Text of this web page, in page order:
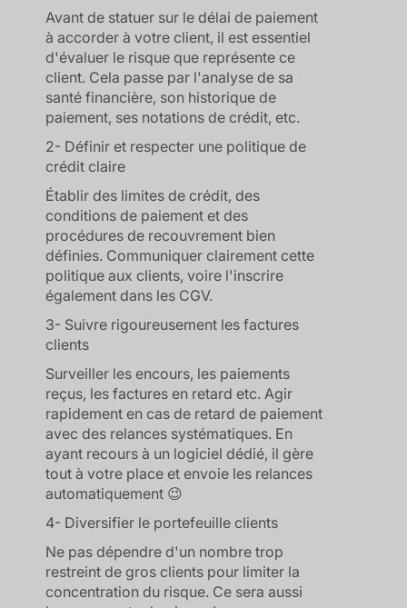
Avant de statuer sur le délai de paiement
à accorder à votre client, il est essentiel
d'évaluer le risque que représente ce
client. Cela passe par l'analyse de sa
santé financière, son historique de
paiement, ses notations de crédit, etc.
2- Définir et respecter une politique de
crédit claire
Établir des limites de crédit, des
conditions de paiement et des
procédures de recouvrement bien
définies. Communiquer clairement cette
politique aux clients, voire l'inscrire
également dans les CGV.
3- Suivre rigoureusement les factures
clients
Surveiller les encours, les paiements
reçus, les factures en retard etc. Agir
rapidement en cas de retard de paiement
avec des relances systématiques. En
ayant recours à un logiciel dédié, il gère
tout à votre place et envoie les relances
automatiquement 😉
4- Diversifier le portefeuille clients
Ne pas dépendre d'un nombre trop
restreint de gros clients pour limiter la
concentration du risque. Ce sera aussi